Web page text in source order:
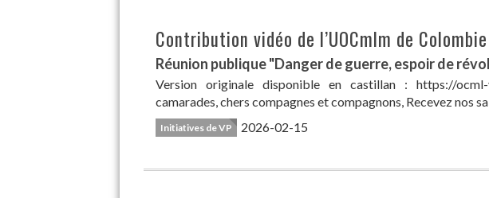
Contribution vidéo de l’UOCmlm de Colombie
Réunion publique "Danger de guerre, espoir de
Version originale disponible en castillan : https://ocml-
camarades, chers compagnes et compagnons, Recevez nos
Initiatives de VP 2026-02-15